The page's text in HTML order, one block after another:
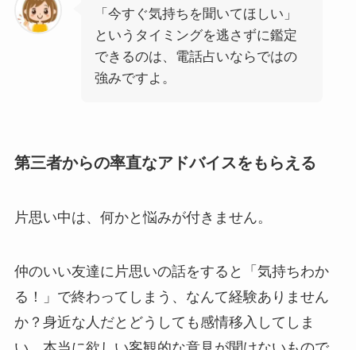
「今すぐ気持ちを聞いてほしい」
というタイミングを逃さずに鑑定
できるのは、電話占いならではの
強みですよ。
第三者からの率直なアドバイスをもらえる
片思い中は、何かと悩みが付きません。
仲のいい友達に片思いの話をすると「気持ちわか
る！」で終わってしまう、なんて経験ありません
か？身近な人だとどうしても感情移入してしま